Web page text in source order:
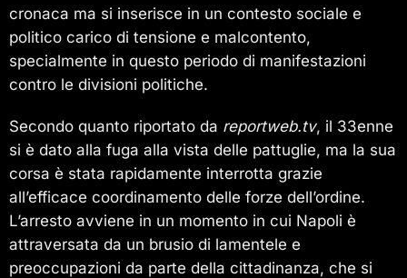
cronaca ma si inserisce in un contesto sociale e
politico carico di tensione e malcontento,
specialmente in questo periodo di manifestazioni
contro le divisioni politiche.
Secondo quanto riportato da reportweb.tv, il 33enne
si è dato alla fuga alla vista delle pattuglie, ma la sua
corsa è stata rapidamente interrotta grazie
all’efficace coordinamento delle forze dell’ordine.
L’arresto avviene in un momento in cui Napoli è
attraversata da un brusio di lamentele e
preoccupazioni da parte della cittadinanza, che si